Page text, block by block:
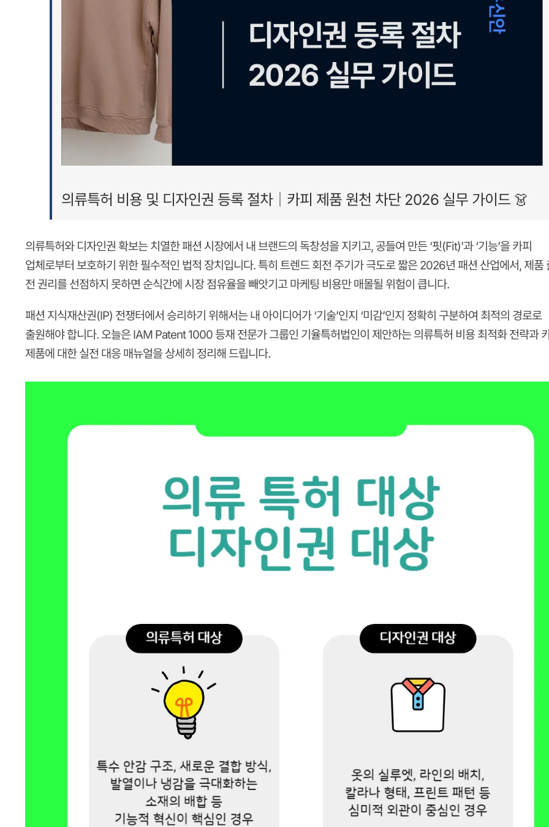
의류특허 비용 및 디자인권 등록 절차｜카피 제품 원천 차단 2026 실무 가이드 👗
의류특허와 디자인권 확보는 치열한 패션 시장에서 내 브랜드의 독창성을 지키고, 공들여 만든 ‘핏(Fit)’과 ‘기능’을 카피
업체로부터 보호하기 위한 필수적인 법적 장치입니다. 특히 트렌드 회전 주기가 극도로 짧은 2026년 패션 산업에서, 제품
전 권리를 선점하지 못하면 순식간에 시장 점유율을 빼앗기고 마케팅 비용만 매몰될 위험이 큽니다.
패션 지식재산권(IP) 전쟁터에서 승리하기 위해서는 내 아이디어가 ‘기술’인지 ‘미감’인지 정확히 구분하여 최적의 경로로
출원해야 합니다. 오늘은 IAM Patent 1000 등재 전문가 그룹인 기율특허법인이 제안하는의류특허 비용 최적화 전략과
제품에 대한 실전 대응 매뉴얼을 상세히 정리해 드립니다.